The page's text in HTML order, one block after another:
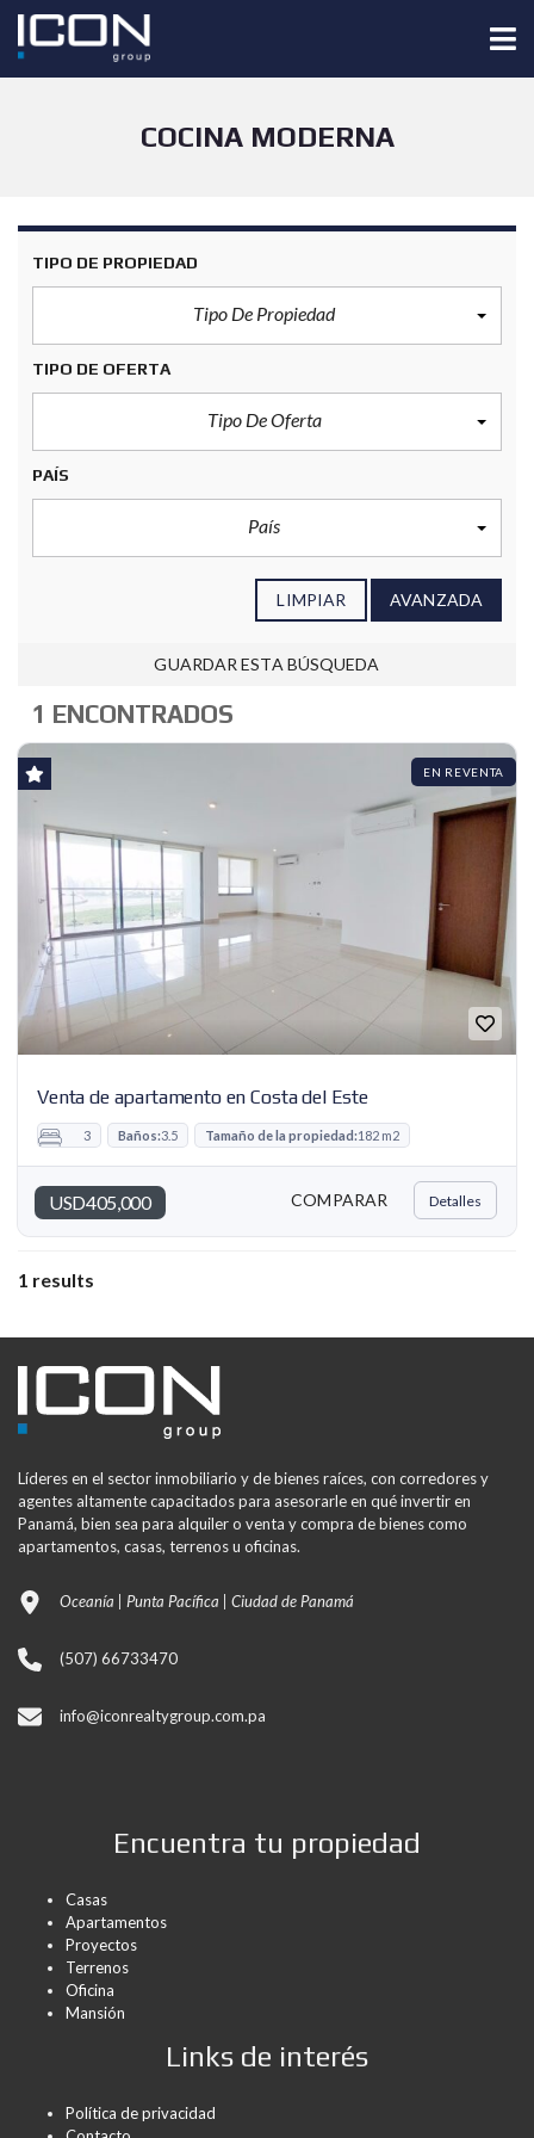
COCINA MODERNA
TIPO DE PROPIEDAD
Tipo De Propiedad
TIPO DE OFERTA
Tipo De Oferta
PAÍS
País
LIMPIAR AVANZADA
GUARDAR ESTA BÚSQUEDA
1 ENCONTRADOS
EN REVENTA
Venta de apartamento en Costa del Este
USD405,000
3 Baños:3.5 Tamaño de la propiedad:182 m2
COMPARAR Detalles
1 results
Líderes en el sector inmobiliario y de bienes raíces, con corredores y
agentes altamente capacitados para asesorarle en qué invertir en
Panamá, bien sea para alquiler o venta y compra de bienes como
apartamentos, casas, terrenos u oficinas.
Oceanía | Punta Pacífica | Ciudad de Panamá
(507) 66733470
info@iconrealtygroup.com.pa
Encuentra tu propiedad
Casas
Apartamentos
Proyectos
Terrenos
Oficina
Mansión
Links de interés
Política de privacidad